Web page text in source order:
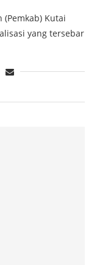
Kutai
yang tersebar